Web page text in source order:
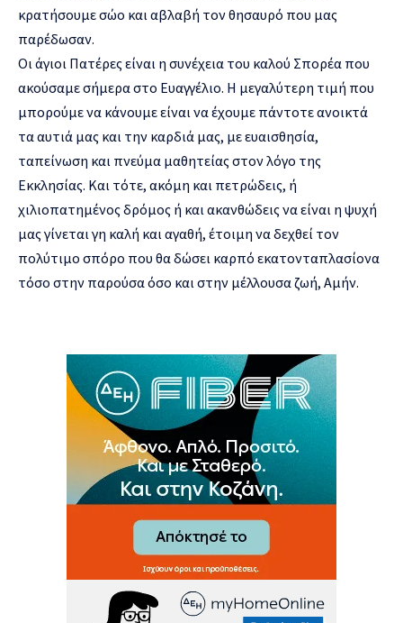
κρατήσουμε σώο και αβλαβή τον θησαυρό που μας
παρέδωσαν.
Οι άγιοι Πατέρες είναι η συνέχεια του καλού Σπορέα που
ακούσαμε σήμερα στο Ευαγγέλιο. Η μεγαλύτερη τιμή που
μπορούμε να κάνουμε είναι να έχουμε πάντοτε ανοικτά
τα αυτιά μας και την καρδιά μας, με ευαισθησία,
ταπείνωση και πνεύμα μαθητείας στον λόγο της
Εκκλησίας. Και τότε, ακόμη και πετρώδεις, ή
χιλιοπατημένος δρόμος ή και ακανθώδεις να είναι η ψυχή
μας γίνεται γη καλή και αγαθή, έτοιμη να δεχθεί τον
πολύτιμο σπόρο που θα δώσει καρπό εκατονταπλασίονα
τόσο στην παρούσα όσο και στην μέλλουσα ζωή, Αμήν.